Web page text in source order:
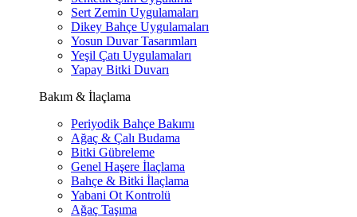
Sert Zemin Uygulamaları
Dikey Bahçe Uygulamaları
Yosun Duvar Tasarımları
Yeşil Çatı Uygulamaları
Yapay Bitki Duvarı
Bakım & İlaçlama
Periyodik Bahçe Bakımı
Ağaç & Çalı Budama
Bitki Gübreleme
Genel Haşere İlaçlama
Bahçe & Bitki İlaçlama
Yabani Ot Kontrolü
Ağaç Taşıma